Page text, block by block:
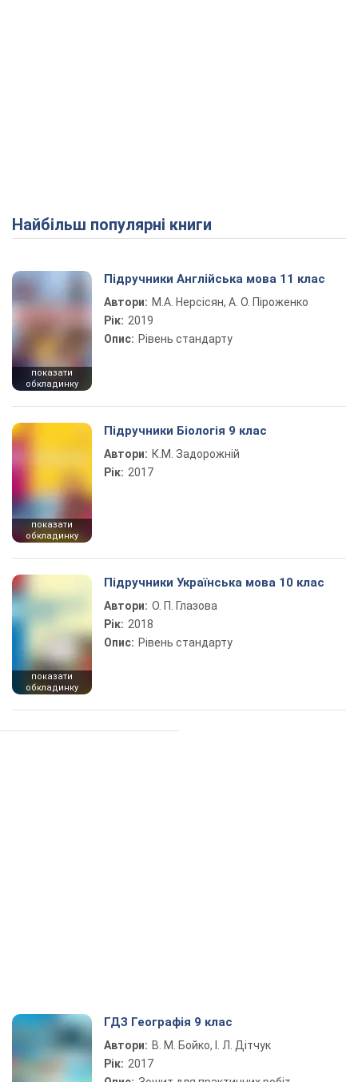
Найбільш популярні книги
показати
обкладинку
Підручники Англійська мова 11 клас
Автори: М.А. Нерсісян, А. О. Піроженко
Рік: 2019
Опис: Рівень стандарту
показати
обкладинку
Підручники Біологія 9 клас
Автори: К.М. Задорожній
Рік: 2017
показати
обкладинку
Підручники Українська мова 10 клас
Автори: О. П. Глазова
Рік: 2018
Опис: Рівень стандарту
ГДЗ Географія 9 клас
Автори: В. М. Бойко, І. Л. Дітчук
Рік: 2017